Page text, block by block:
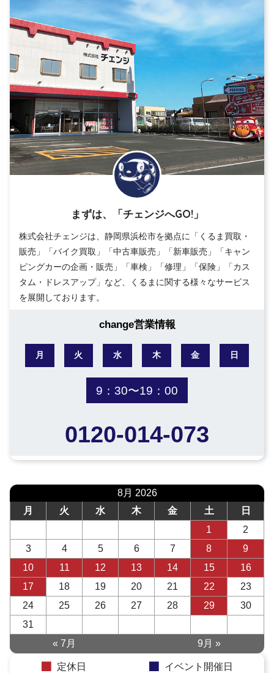
まずは、「チェンジへGO!」
株式会社チェンジは、静岡県浜松市を拠点に「くるま買取・
販売」「バイク買取」「中古車販売」「新車販売」「キャン
ピングカーの企画・販売」「車検」「修理」「保険」「カス
タム・ドレスアップ」など、くるまに関する様々なサービス
を展開しております。
change営業情報
月 火 水 木 金 日
9：30〜19：00
0120-014-073
8月 2026
月
火 水 木 金 土
日
1
2
3
4 5 6 7 8
9
10
11 12 13 14 15
16
17
18 19 20 21 22
23
24
25 26 27 28 29
30
31
« 7月
9月 »
定休日 イベント開催日